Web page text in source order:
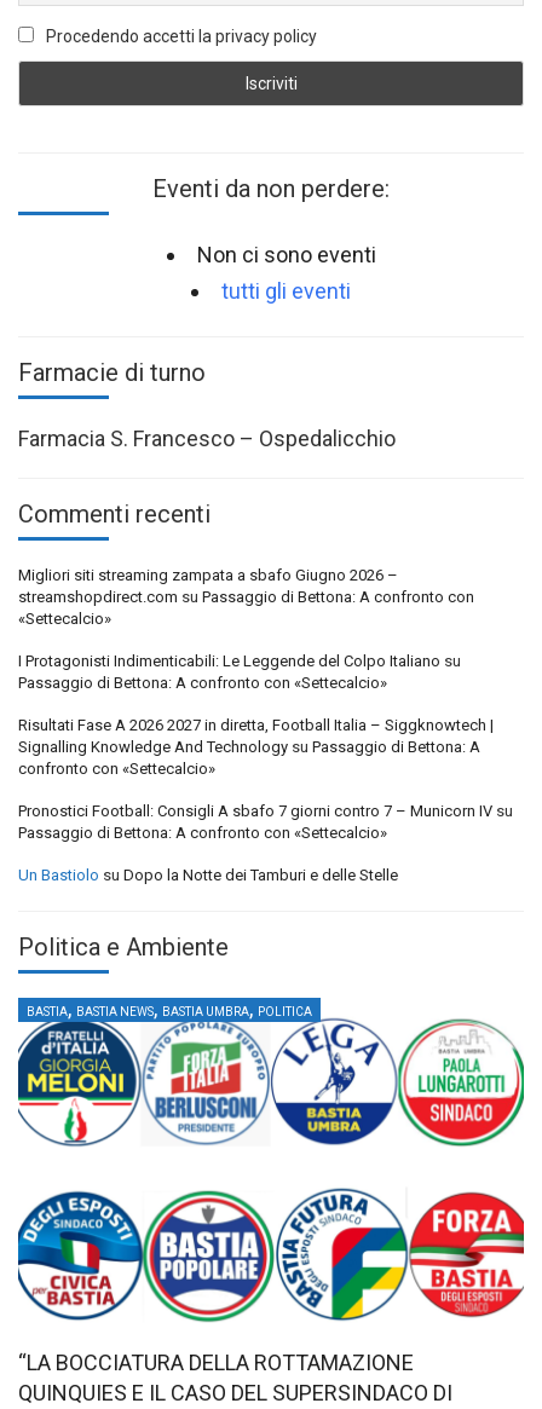
Procedendo accetti la privacy policy
Eventi da non perdere:
Non ci sono eventi
tutti gli eventi
Farmacie di turno
Farmacia S. Francesco – Ospedalicchio
Commenti recenti
Migliori siti streaming zampata a sbafo Giugno 2026 –
streamshopdirect.com su Passaggio di Bettona: A confronto con
«Settecalcio»
I Protagonisti Indimenticabili: Le Leggende del Colpo Italiano su
Passaggio di Bettona: A confronto con «Settecalcio»
Risultati Fase A 2026 2027 in diretta, Football Italia – Siggknowtech |
Signalling Knowledge And Technology su Passaggio di Bettona: A
confronto con «Settecalcio»
Pronostici Football: Consigli A sbafo 7 giorni contro 7 – Municorn IV su
Passaggio di Bettona: A confronto con «Settecalcio»
Un Bastiolo su Dopo la Notte dei Tamburi e delle Stelle
Politica e Ambiente
BASTIA, BASTIA NEWS, BASTIA UMBRA, POLITICA
“LA BOCCIATURA DELLA ROTTAMAZIONE
QUINQUIES E IL CASO DEL SUPERSINDACO DI